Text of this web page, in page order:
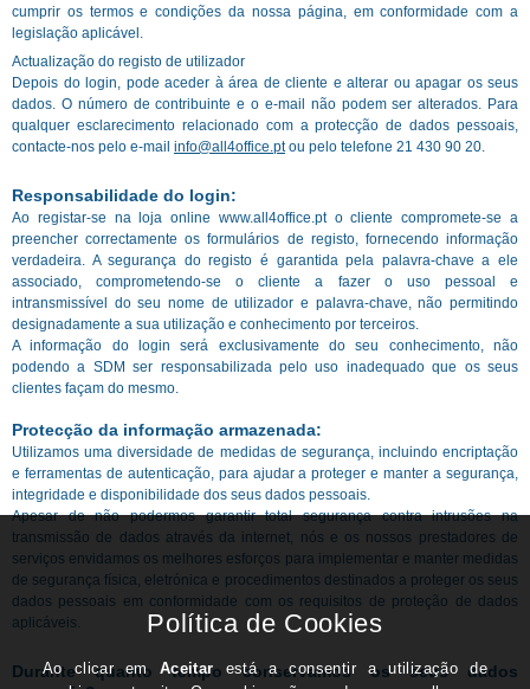
cumprir os termos e condições da nossa página, em conformidade com a
legislação aplicável.
Actualização do registo de utilizador
Depois do login, pode aceder à área de cliente e alterar ou apagar os seus
dados. O número de contribuinte e o e-mail não podem ser alterados. Para
qualquer esclarecimento relacionado com a protecção de dados pessoais,
contacte-nos pelo e-mail info@all4office.ptou pelo telefone 21 430 90 20.
Responsabilidade do login:
Ao registar-se na loja online www.all4office.pt o cliente compromete-se a
preencher correctamente os formulários de registo, fornecendo informação
verdadeira. A segurança do registo é garantida pela palavra-chave a ele
associado, comprometendo-se o cliente a fazer o uso pessoal e
intransmissível do seu nome de utilizador e palavra-chave, não permitindo
designadamente a sua utilização e conhecimento por terceiros.
A informação do login será exclusivamente do seu conhecimento, não
podendo a SDM ser responsabilizada pelo uso inadequado que os seus
clientes façam do mesmo.
Protecção da informação armazenada:
Utilizamos uma diversidade de medidas de segurança, incluindo encriptação
e ferramentas de autenticação, para ajudar a proteger e manter a segurança,
integridade e disponibilidade dos seus dados pessoais.
Apesar de não podermos garantir total segurança contra intrusões na
transmissão de dados através da internet, nós e os nossos prestadores de
serviços envidamos os melhores esforços para implementar e manter medidas
de segurança física, eletrónica e procedimentos destinados a proteger os seus
dados pessoais em conformidade com os requisitos de proteção de dados
aplicáveis.
Durante quanto tempo conservamos os seus dados